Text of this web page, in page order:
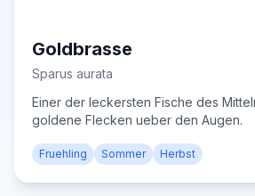
Goldbrasse
Sparus aurata
Einer der leckersten Fische des
goldene Flecken ueber den Augen.
Fruehling Sommer Herbst